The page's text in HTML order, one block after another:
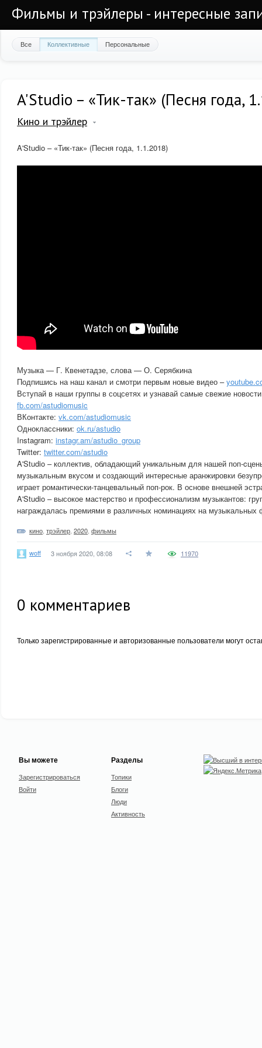
Фильмы и трэйлеры - интересные
Все Коллективные Персональные
A'Studio – «Тик-так» (Песня года,
Кино и трэйлер
A'Studio – «Тик-так» (Песня года, 1.1.2018)
Музыка — Г. Квенетадзе, слова — О. Серябкина
Подпишись на наш канал и смотри первым новые видео –
Вступай в наши группы в соцсетях и узнавай самые свежие
fb.com/astudiomusic
ВКонтакте: vk.com/astudiomusic
Одноклассники: ok.ru/astudio
Instagram: instagr.am/astudio_group
Twitter: twitter.com/astudio
A'Studio – коллектив, обладающий уникальным для нашей поп-
музыкальным вкусом и создающий интересные аранжировки
играет романтически-танцевальный поп-рок. В основе внешней
A'Studio – высокое мастерство и профессионализм музыкантов:
награждалась премиями в различных номинациях на музыкальных
кино трэйлер 2020 фильмы
woff 3 ноября 2020, 08:08 11970
0 комментариев
Только зарегистрированные и авторизованные пользователи могут
Вы можете
Зарегистрироваться
Войти
Разделы
Топики
Блоги
Люди
Активность